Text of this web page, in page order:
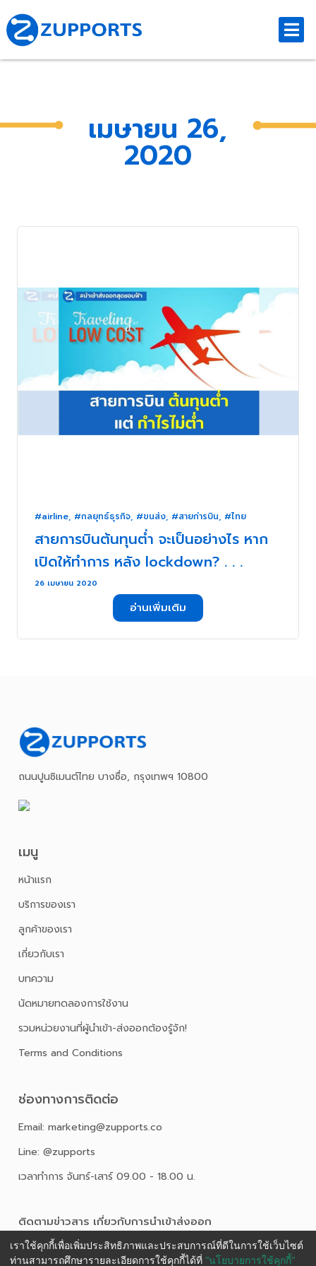
เมษายน 26,
2020
#airline, #กลยุทธ์ธุรกิจ, #ขนส่ง, #สายก่ารบิน, #ไทย
สายการบินต้นทุนต่ำ จะเป็นอย่างไร หาก
เปิดให้ทำการ หลัง lockdown? . . .
26 เมษายน 2020
อ่านเพิ่มเติม
ถนนปูนซิเมนต์ไทย บางซื่อ, กรุงเทพฯ 10800
เมนู
หน้าเเรก
บริการของเรา
ลูกค้าของเรา
เกี่ยวกับเรา
บทความ
นัดหมายทดลองการใช้งาน
รวมหน่วยงานที่ผู้นำเข้า-ส่งออกต้องรู้จัก!
Terms and Conditions
ช่องทางการติดต่อ
Email: marketing@zupports.co
Line: @zupports
เวลาทำการ จันทร์-เสาร์ 09.00 - 18.00 น.
ติดตามข่าวสาร เกี่ยวกับการนําเข้าส่งออก
เราใช้คุกกี้เพื่อเพิ่มประสิทธิภาพและประสบการณ์ที่ดีในการใช้เว็บไซต์
ท่านสามารถศึกษารายละเอียดการใช้คุกกี้ได้ที่ “นโยบายการใช้คุกกี้”